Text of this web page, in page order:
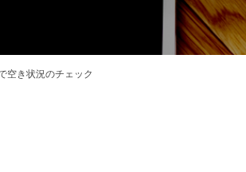
空き状況のチェック